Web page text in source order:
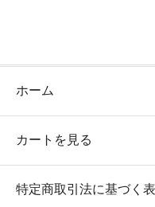
ホーム
カートを見る
特定商取引法に基づく